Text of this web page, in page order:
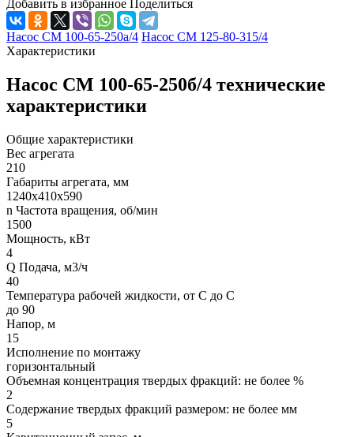
Добавить в избранное Поделиться
Насос СМ 100-65-250а/4 Насос СМ 125-80-315/4
Характеристики
Насос СМ 100-65-250б/4 технические
характеристики
Общие характеристики
Вес агрегата
210
Габариты агрегата, мм
1240х410х590
n Частота вращения, об/мин
1500
Мощность, кВт
4
Q Подача, м3/ч
40
Температура рабочей жидкости, от С до С
до 90
Напор, м
15
Исполнение по монтажу
горизонтальный
Объемная концентрация твердых фракций: не более %
2
Содержание твердых фракций размером: не более мм
5